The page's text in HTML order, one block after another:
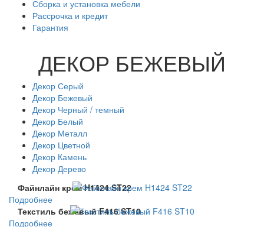
Сборка и установка мебели
Рассрочка и кредит
Гарантия
ДЕКОР БЕЖЕВЫЙ
Декор Серый
Декор Бежевый
Декор Черный / темный
Декор Белый
Декор Металл
Декор Цветной
Декор Камень
Декор Дерево
Файнлайн крем H1424 ST22
Подробнее
Текстиль бежевый F416 ST10
Подробнее